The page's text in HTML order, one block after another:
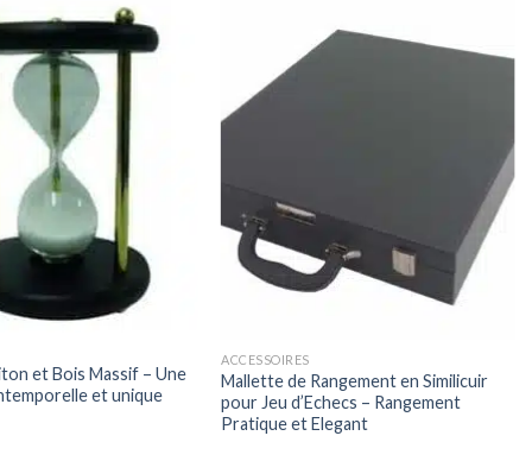
et Bois Massif – Une
et unique
ACCESSOIRES
Mallette de Rangement en Similicuir
pour Jeu d’Echecs – Rangement
Pratique et Elegant